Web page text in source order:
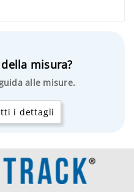
misura?
alle misure.
i dettagli